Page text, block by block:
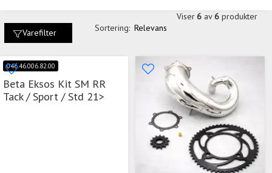
Varefilter Sortering: Relevans
Viser6 av6 produkter
046.46.006.82.00
Beta Eksos Kit SM RR
Tack / Sport / Std 21>